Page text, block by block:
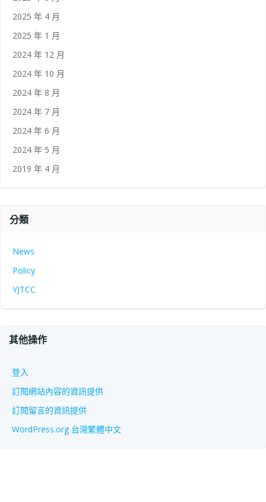
2025 年 4 月
2025 年 1 月
2024 年 12 月
2024 年 10 月
2024 年 8 月
2024 年 7 月
2024 年 6 月
2024 年 5 月
2019 年 4 月
分類
News
Policy
YJTCC
其他操作
登入
訂閱網站內容的資訊提供
訂閱留言的資訊提供
WordPress.org 台灣繁體中文